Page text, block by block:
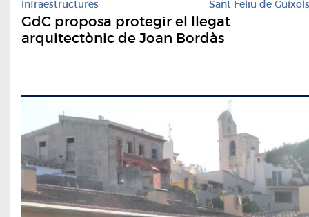
Infraestructures Sant Feliu de Guíxols
GdC proposa protegir el llegat
arquitectònic de Joan Bordàs